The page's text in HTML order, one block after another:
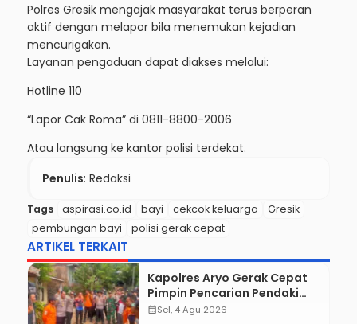
Polres Gresik mengajak masyarakat terus berperan
aktif dengan melapor bila menemukan kejadian
mencurigakan.
Layanan pengaduan dapat diakses melalui:
Hotline 110
“Lapor Cak Roma” di 0811-8800-2006
Atau langsung ke kantor polisi terdekat.
Penulis: Redaksi
Tags aspirasi.co.id bayi cekcok keluarga
Gresik
pembungan bayi
polisi gerak cepat
ARTIKEL TERKAIT
Kapolres Aryo Gerak Cepat
Pimpin Pencarian Pendaki
Hilang di Gunung Piramid,
calendar_monthSel, 4 Agu 2026